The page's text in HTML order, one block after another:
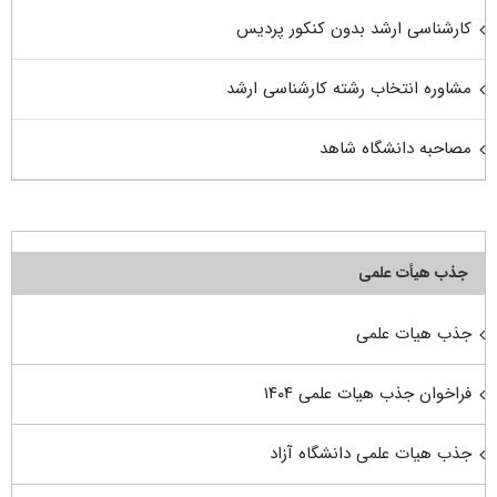
کارشناسی ارشد بدون کنکور پردیس
مشاوره انتخاب رشته کارشناسی ارشد
مصاحبه دانشگاه شاهد
جذب هیأت علمی
جذب هیات علمی
فراخوان جذب هیات علمی ۱۴۰۴
جذب هیات علمی دانشگاه آزاد